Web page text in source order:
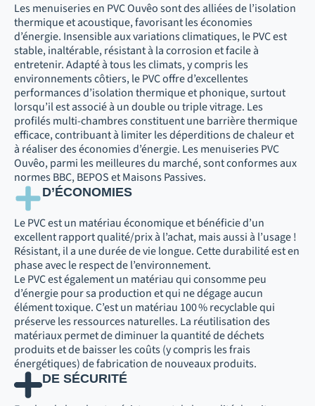
Les menuiseries en PVC Ouvêo sont des alliées de l’isolation
thermique et acoustique, favorisant les économies
d’énergie. Insensible aux variations climatiques, le PVC est
stable, inaltérable, résistant à la corrosion et facile à
entretenir. Adapté à tous les climats, y compris les
environnements côtiers, le PVC offre d’excellentes
performances d’isolation thermique et phonique, surtout
lorsqu’il est associé à un double ou triple vitrage. Les
profilés multi-chambres constituent une barrière thermique
efficace, contribuant à limiter les déperditions de chaleur et
à réaliser des économies d’énergie. Les menuiseries PVC
Ouvêo, parmi les meilleures du marché, sont conformes aux
normes BBC, BEPOS et Maisons Passives.
D’ÉCONOMIES
Le PVC est un matériau économique et bénéficie d’un
excellent rapport qualité/prix à l’achat, mais aussi à l’usage !
Résistant, il a une durée de vie longue. Cette durabilité est en
phase avec le respect de l’environnement.
Le PVC est également un matériau qui consomme peu
d’énergie pour sa production et qui ne dégage aucun
élément toxique. C’est un matériau 100 % recyclable qui
préserve les ressources naturelles. La réutilisation des
matériaux permet de diminuer la quantité de déchets
produits et de baisser les coûts (y compris les frais
énergétiques) de fabrication de nouveaux produits.
DE SÉCURITÉ